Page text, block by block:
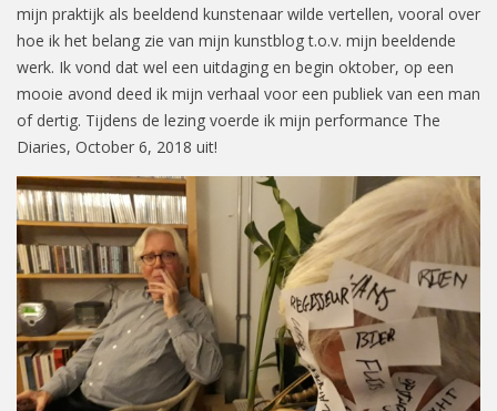
mijn praktijk als beeldend kunstenaar wilde vertellen, vooral over
hoe ik het belang zie van mijn kunstblog t.o.v. mijn beeldende
werk. Ik vond dat wel een uitdaging en begin oktober, op een
mooie avond deed ik mijn verhaal voor een publiek van een man
of dertig. Tijdens de lezing voerde ik mijn performance The
Diaries, October 6, 2018 uit!